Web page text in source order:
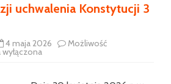
uchwalenia Konstytucji 3
4 maja 2026 Możliwość
wyłączona